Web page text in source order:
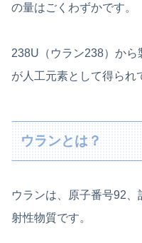
の量はごくわずかです。
238U（ウラン238）か
が人工元素として得られ
ウランとは？
ウランは、原子番号92
射性物質です。